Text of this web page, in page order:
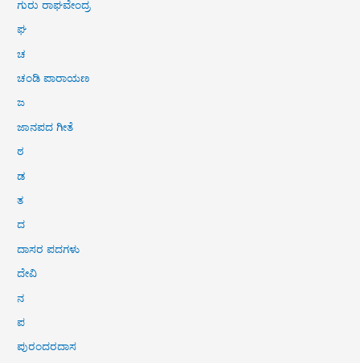
ಗುರು ರಾಘವೇಂದ್ರ
ಘ
ಚ
ಚಂಡಿ ಪಾರಾಯಣ
ಜ
ಜಾನಪದ ಗೀತೆ
ಠ
ಡ
ತ
ದ
ದಾಸರ ಪದಗಳು
ದೇವಿ
ನ
ಪ
ಪುರಂದರದಾಸ